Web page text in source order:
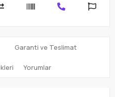
Garanti ve Teslimat
Yorumlar